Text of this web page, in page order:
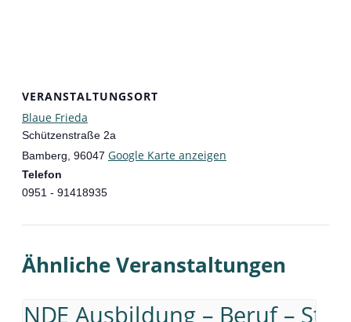
VERANSTALTUNGSORT
Blaue Frieda
Schützenstraße 2a
Bamberg 96047 Google Karte anzeigen
Telefon
0951 - 91418935
Ähnliche Veranstaltungen